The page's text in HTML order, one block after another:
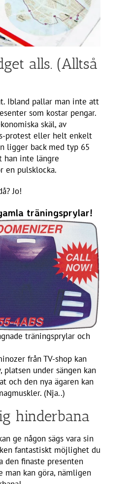
alls. (Alltså
Ibland pallar man inte att
som kostar pengar.
skäl, av
protest eller helt enkelt
ligger back med typ 65
han inte längre
en pulsklocka.
Jo!
träningsprylar!
träningsprylar och
från TV-shop kan
under sängen kan
och den nya ägaren kan
(Nja..)
hinderbana
ge någon sägs vara sin
fantastiskt möjlighet du
den finaste presenten
man kan göra, nämligen